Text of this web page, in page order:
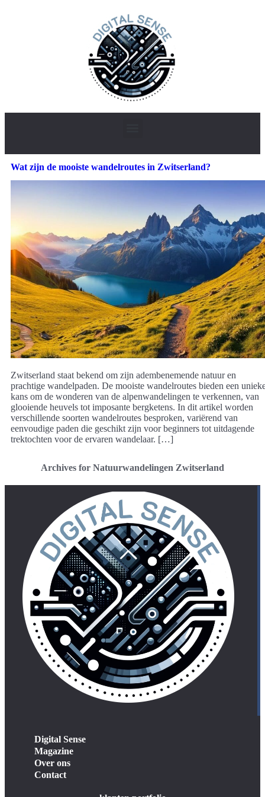
Wat zijn de mooiste wandelroutes in Zwitserland?
Zwitserland staat bekend om zijn adembenemende natuur en
prachtige wandelpaden. De mooiste wandelroutes bieden een
kans om de wonderen van de alpenwandelingen te verkennen, van
glooiende heuvels tot imposante bergketens. In dit artikel worden
verschillende soorten wandelroutes besproken, variërend van
eenvoudige paden die geschikt zijn voor beginners tot uitdagende
trektochten voor de ervaren wandelaar. […]
Archives for Natuurwandelingen Zwitserland
Digital Sense
Magazine
Over ons
Contact